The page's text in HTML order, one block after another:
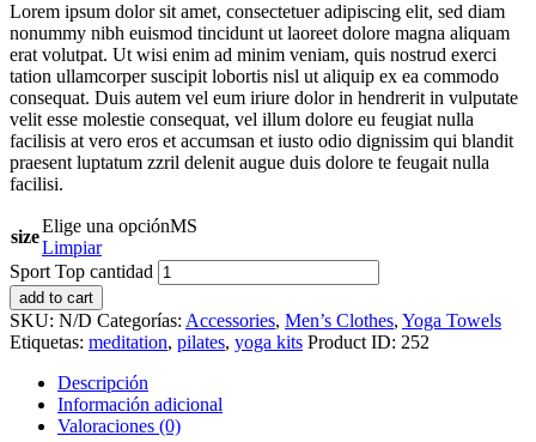
Lorem ipsum dolor sit amet, consectetuer adipiscing elit, sed diam
nonummy nibh euismod tincidunt ut laoreet dolore magna aliquam
erat volutpat. Ut wisi enim ad minim veniam, quis nostrud exerci
tation ullamcorper suscipit lobortis nisl ut aliquip ex ea commodo
consequat. Duis autem vel eum iriure dolor in hendrerit in vulputate
velit esse molestie consequat, vel illum dolore eu feugiat nulla
facilisis at vero eros et accumsan et iusto odio dignissim qui blandit
praesent luptatum zzril delenit augue duis dolore te feugait nulla
facilisi.
size
Elige una opciónMS
Limpiar
Sport Top cantidad
add to cart
SKU: N/D Categorías: Accessories, Men’s Clothes, Yoga Towels
Etiquetas: meditation, pilates, yoga kits Product ID: 252
Descripción
Información adicional
Valoraciones (0)